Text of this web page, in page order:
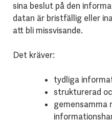
sina beslut på den
datan är bristfällig eller
att bli missvisande.
Det kräver:
tydliga
strukturerad
gemensamma